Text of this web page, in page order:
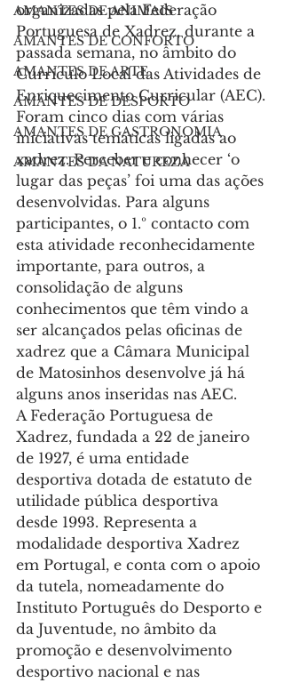
AMANTES DE ANIMAIS
AMANTES DE CONFORTO
AMANTES DE ARTE
AMANTES DE DESPORTO
AMANTES DE GASTRONOMIA
AMANTES DA NATUREZA
organizadas pela Federação
Portuguesa de Xadrez, durante a
passada semana, no âmbito do
Currículo Local das Atividades de
Enriquecimento Curricular (AEC).
Foram cinco dias com várias
iniciativas temáticas ligadas ao
xadrez. Perceber e conhecer ‘o
lugar das peças’ foi uma das ações
desenvolvidas. Para alguns
participantes, o 1.º contacto com
esta atividade reconhecidamente
importante, para outros, a
consolidação de alguns
conhecimentos que têm vindo a
ser alcançados pelas oficinas de
xadrez que a Câmara Municipal
de Matosinhos desenvolve já há
alguns anos inseridas nas AEC.
A Federação Portuguesa de
Xadrez, fundada a 22 de janeiro
de 1927, é uma entidade
desportiva dotada de estatuto de
utilidade pública desportiva
desde 1993. Representa a
modalidade desportiva Xadrez
em Portugal, e conta com o apoio
da tutela, nomeadamente do
Instituto Português do Desporto e
da Juventude, no âmbito da
promoção e desenvolvimento
desportivo nacional e nas